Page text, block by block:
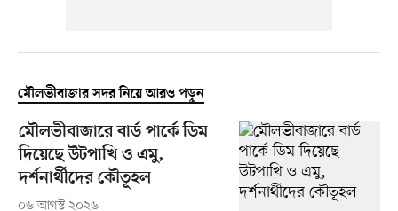
মৌলভীবাজার সদর নিয়ে আরও পড়ুন
মৌলভীবাজারে বার্ড পার্কে ডিম
দিয়েছে উটপাখি ও এমু,
দর্শনার্থীদের কৌতূহল
০৬ আগস্ট ২০২৬